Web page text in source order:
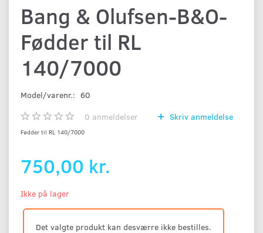
Bang & Olufsen-B&O-
Fødder til RL
140/7000
Model/varenr.: 60
0 anmeldelser Skriv anmeldelse
Fødder til RL 140/7000
750,00 kr.
Ikke på lager
Det valgte produkt kan desværre ikke bestilles.